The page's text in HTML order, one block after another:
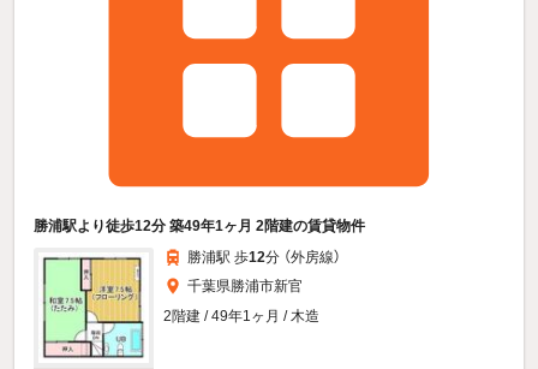
勝浦駅より徒歩12分 築49年1ヶ月 2階建の賃貸物件
勝浦駅 歩12分 （外房線）
千葉県勝浦市新官
2階建 / 49年1ヶ月 / 木造